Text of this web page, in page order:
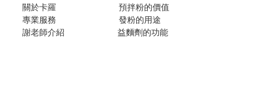
關於卡羅
預拌粉的價值
專業服務
發粉的用途
謝老師介紹
益麵劑的功能